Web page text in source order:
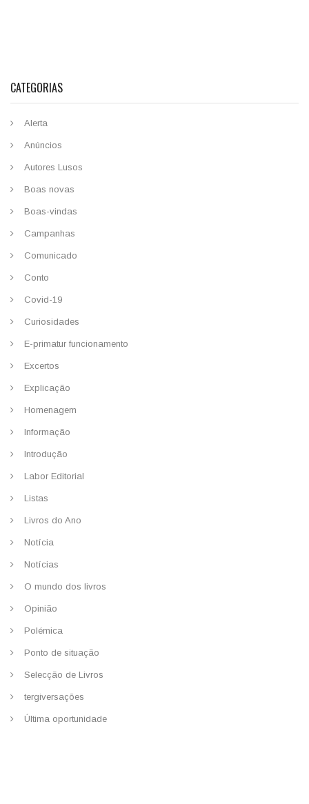
CATEGORIAS
Alerta
Anúncios
Autores Lusos
Boas novas
Boas-vindas
Campanhas
Comunicado
Conto
Covid-19
Curiosidades
E-primatur funcionamento
Excertos
Explicação
Homenagem
Informação
Introdução
Labor Editorial
Listas
Livros do Ano
Notícia
Notícias
O mundo dos livros
Opinião
Polémica
Ponto de situação
Selecção de Livros
tergiversações
Última oportunidade